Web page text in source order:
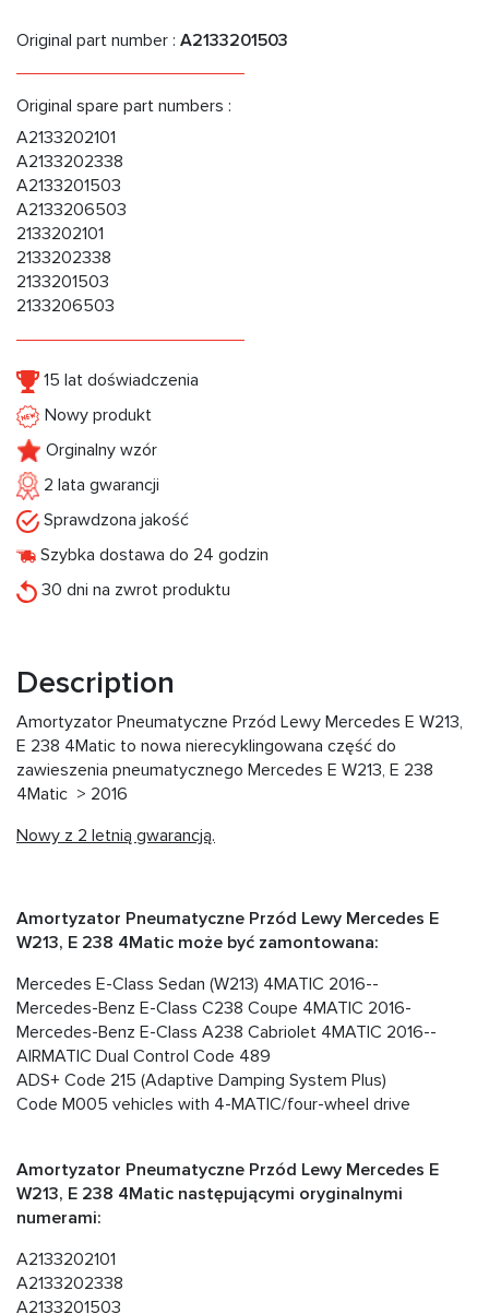
Original part number : A2133201503
Original spare part numbers :
A2133202101
A2133202338
A2133201503
A2133206503
2133202101
2133202338
2133201503
2133206503
15 lat doświadczenia
Nowy produkt
Orginalny wzór
2 lata gwarancji
Sprawdzona jakość
Szybka dostawa do 24 godzin
30 dni na zwrot produktu
Description
Amortyzator Pneumatyczne Przód Lewy Mercedes E W213,
E 238 4Matic to nowa nierecyklingowana część do
zawieszenia pneumatycznego Mercedes E W213, E 238
4Matic > 2016
Nowy z 2 letnią gwarancją.
Amortyzator Pneumatyczne Przód Lewy Mercedes E
W213, E 238 4Matic może być zamontowana:
Mercedes E-Class Sedan (W213) 4MATIC 2016--
Mercedes-Benz E-Class C238 Coupe 4MATIC 2016-
Mercedes-Benz E-Class A238 Cabriolet 4MATIC 2016--
AIRMATIC Dual Control Code 489
ADS+ Code 215 (Adaptive Damping System Plus)
Code M005 vehicles with 4-MATIC/four-wheel drive
Amortyzator Pneumatyczne Przód Lewy Mercedes E
W213, E 238 4Matic następującymi oryginalnymi
numerami:
A2133202101
A2133202338
A2133201503